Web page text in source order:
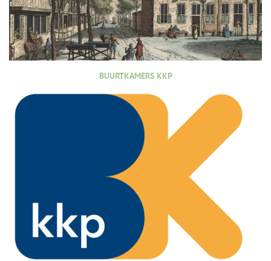
BUURTKAMERS KKP